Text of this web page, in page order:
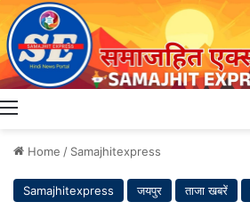
Menu
Home / Samajhitexpress
Samajhitexpress जयपुर ताजा खबरें